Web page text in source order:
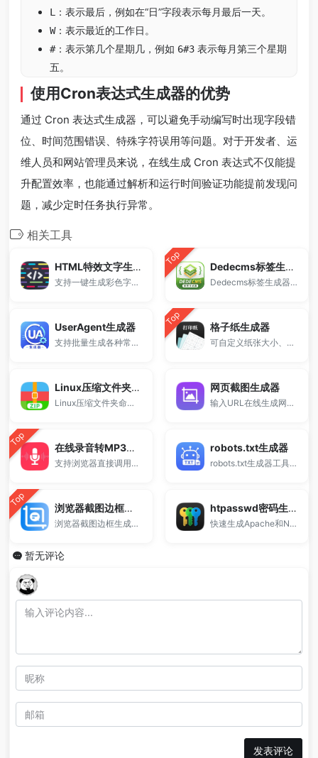
L ：表示最后，例如在“日”字段表示每月最后一天。
W：表示最近的工作日。
#：表示第几个星期几，例如 6#3 表示每月第三个星期
五。
使用Cron表达式生成器的优势
通过 Cron 表达式生成器，可以避免手动编写时出现字段错
位、时间范围错误、特殊字符误用等问题。对于开发者、运
维人员和网站管理员来说，在线生成 Cron 表达式不仅能提
升配置效率，也能通过解析和运行时间验证功能提前发现问
题，减少定时任务执行异常。
相关工具
HTML特效文字生成器
支持一键生成彩色字体、HTML文字代码、多样字体样式效果。
Top Dedecms标签生成器
Dedecms标签生成器支持生成常用Dede调用标签，包括arclist、channel等标签代码，提供标签大全与参数配置，适用于织梦CMS模板开发与标签调用学习。
UserAgent生成器
支持批量生成各种常见系统与浏览器类型的User-Agent字符串。
Top 格子纸生成器
可自定义纸张大小、格子尺寸和颜色，一键生成并打印，适用于练字、绘图、数学学习和课堂教学。
Linux压缩文件夹命令生成器
Linux压缩文件夹命令生成器是一款在线工具，支持生成tar和zip压缩命令，可批量压缩指定目录文件夹，适用于服务器运维、自动化部署及文件打包场景。
网页截图生成器
输入URL在线生成网站截图、网页截图和预览图。
Top 在线录音转MP3工具
支持浏览器直接调用麦克风进行音频录制，一键生成并下载MP3文件。
robots.txt生成器
robots.txt生成器工具，支持自定义爬虫规则与禁止抓取路径，快速生成标准robots.txt文件，适用于网站SEO优化、搜索引擎抓取控制及站长管理，免费在线使用。
Top 浏览器截图边框生成器
浏览器截图边框生成器是一款在线截图美化工具，支持为网页截图或图片添加Chrome、Safari、Edge等浏览器外壳样式。用户可自定义地址栏、窗口按钮、圆角、阴影及背景颜色，一键生成高质量浏览器风格截图并导出PNG图片。适用于网页展示、产品介绍、博客配图等多种场景，无需下载，在线使用更高效。
htpasswd密码生成器
快速生成Apache和Nginx所需的账号密码认证信息。
暂无评论
发表评论